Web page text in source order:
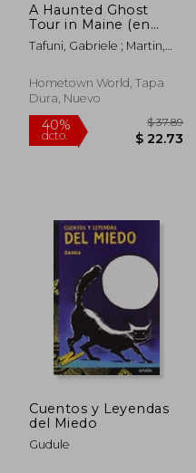
40%
$ 22.73
A Haunted Ghost
Tour in Maine (en
Inglés)
Tafuni, Gabriele ; Martin,
Hometown World, Tapa
Dura, Nuevo
Cuentos y Leyendas
del Miedo
Gudule